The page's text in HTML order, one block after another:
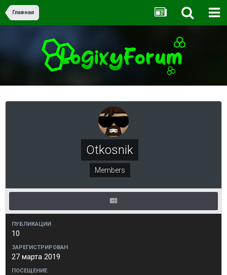
Главная
Otkosnik
Members
ПУБЛИКАЦИИ
10
ЗАРЕГИСТРИРОВАН
27 марта 2019
ПОСЕЩЕНИЕ